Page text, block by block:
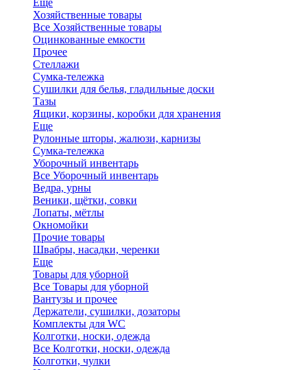
Еще
Хозяйственные товары
Все Хозяйственные товары
Оцинкованные емкости
Прочее
Стеллажи
Сумка-тележка
Сушилки для белья, гладильные доски
Тазы
Ящики, корзины, коробки для хранения
Еще
Рулонные шторы, жалюзи, карнизы
Сумка-тележка
Уборочный инвентарь
Все Уборочный инвентарь
Ведра, урны
Веники, щётки, совки
Лопаты, мётлы
Окномойки
Прочие товары
Швабры, насадки, черенки
Еще
Товары для уборной
Все Товары для уборной
Вантузы и прочее
Держатели, сушилки, дозаторы
Комплекты для WC
Колготки, носки, одежда
Все Колготки, носки, одежда
Колготки, чулки